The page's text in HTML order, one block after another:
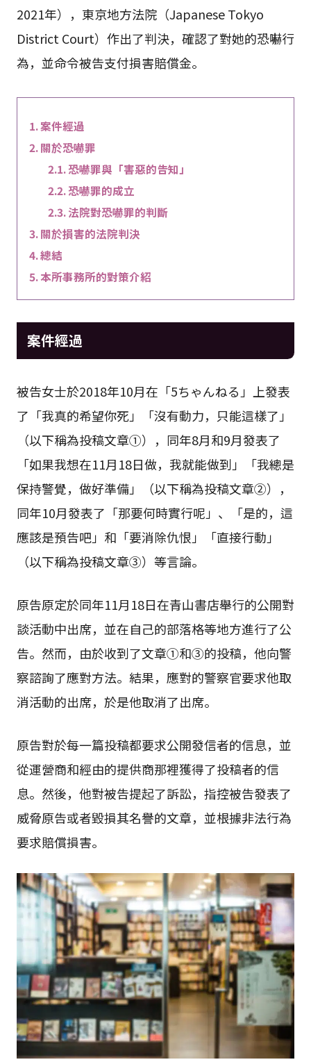
2021年），東京地方法院（Japanese Tokyo
District Court）作出了判決，確認了對她的恐嚇行
為，並命令被告支付損害賠償金。
案件經過
關於恐嚇罪
恐嚇罪與「害惡的告知」
恐嚇罪的成立
法院對恐嚇罪的判斷
關於損害的法院判決
總結
本所事務所的對策介紹
案件經過
被告女士於2018年10月在「5ちゃんねる」上發表
了「我真的希望你死」「沒有動力，只能這樣了」
（以下稱為投稿文章①），同年8月和9月發表了
「如果我想在11月18日做，我就能做到」「我總是
保持警覺，做好準備」（以下稱為投稿文章②），
同年10月發表了「那要何時實行呢」、「是的，這
應該是預告吧」和「要消除仇恨」「直接行動」
（以下稱為投稿文章③）等言論。
原告原定於同年11月18日在青山書店舉行的公開對
談活動中出席，並在自己的部落格等地方進行了公
告。然而，由於收到了文章①和③的投稿，他向警
察諮詢了應對方法。結果，應對的警察官要求他取
消活動的出席，於是他取消了出席。
原告對於每一篇投稿都要求公開發信者的信息，並
從運營商和經由的提供商那裡獲得了投稿者的信
息。然後，他對被告提起了訴訟，指控被告發表了
威脅原告或者毀損其名譽的文章，並根據非法行為
要求賠償損害。